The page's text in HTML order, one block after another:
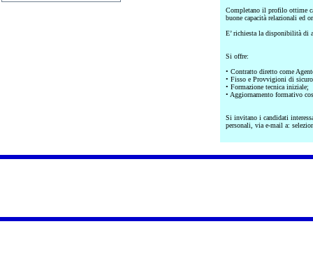
Completano il profilo ottime
buone capacità relazionali ed
E’ richiesta la disponibilità di
Si offre:
• Contratto diretto come
• Fisso e Provvigioni di
• Formazione tecnica iniziale;
• Aggiornamento formativo
Si invitano i candidati
personali, via e-mail a: